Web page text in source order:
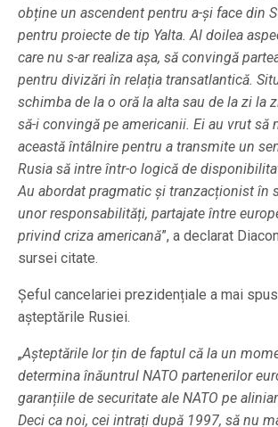
obține un ascendent pentru a-și face din
pentru proiecte de tip Yalta. Al doilea
care nu s-ar realiza așa, să convingă
pentru divizări în relația transatlantică.
schimba de la o oră la alta sau de la zi la
să-i convingă pe americanii. Ei au vrut să
această întâlnire pentru a transmite un
Rusia să intre într-o logică de
Au abordat pragmatic și tranzacționist în
unor responsabilități, partajate între
privind criza americană”, a declarat
sursei citate.
Șeful cancelariei prezidențiale a mai
așteptările Rusiei.
„Așteptările lor țin de faptul că la un
determina înăuntrul NATO partenerilor
garanțiile de securitate ale NATO pe
Deci ca noi, cei intrați după 1997, să nu